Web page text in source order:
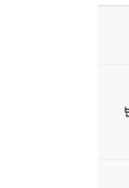
10장
스